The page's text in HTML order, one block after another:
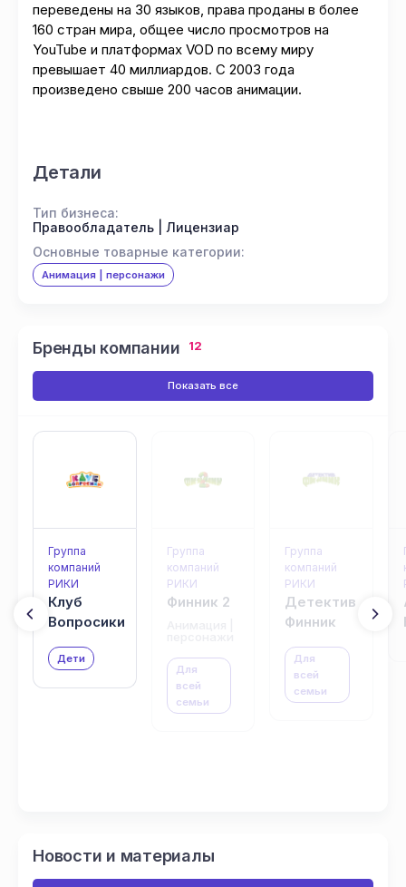
переведены на 30 языков, права проданы в более
160 стран мира, общее число просмотров на
YouTube и платформах VOD по все­му ми­ру
превышает 40 миллиардов. С 2003 года
произведено свыше 200 часов анимации.
Детали
Тип бизнеса:
Правообладатель | Лицензиар
Основные товарные категории:
Анимация | персонажи
Бренды компании 12
Показать все
Группа
компаний
РИКИ
Клуб
Вопросики
Дети
Группа
компаний
РИКИ
Финник 2
Для
всей
семьи
Группа
компаний
РИКИ
Детектив
Финник
Для
всей
семьи
Новости и материалы